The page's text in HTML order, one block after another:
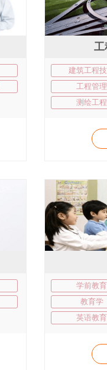
工
建筑工程
工程管理
测绘工程
学前教育
教育学
英语教育